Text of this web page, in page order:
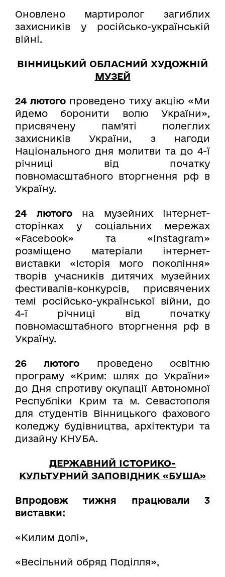
Оновлено мартиролог загиблих
захисників у російсько-українській
війні.
ВІННИЦЬКИЙ ОБЛАСНИЙ ХУДОЖНІЙ
МУЗЕЙ
24 лютого проведено тиху акцію «Ми
йдемо боронити волю України»,
присвячену пам’яті полеглих
захисників України, з нагоди
Національного дня молитви та до 4-ї
річниці від початку
повномасштабного вторгнення рф в
Україну.
24 лютогона музейних інтернет-
сторінках у соціальних мережах
«Facebook» та «Instagram»
розміщено матеріали інтернет-
виставки «Історія мого покоління»
творів учасників дитячих музейних
фестивалів-конкурсів, присвячених
темі російсько-української війни, до
4-ї річниці від початку
повномасштабного вторгнення рф в
Україну.
26 лютого проведено освітню
програму «Крим: шлях до України»
до Дня спротиву окупації Автономної
Республіки Крим та м. Севастополя
для студентів Вінницького фахового
коледжу будівництва, архітектури та
дизайну КНУБА.
ДЕРЖАВНИЙ ІСТОРИКО-
КУЛЬТУРНИЙ ЗАПОВІДНИК «БУША»
Впродовж тижня працювали 3
виставки:
«Килим долі»,
«Весільний обряд Поділля»,